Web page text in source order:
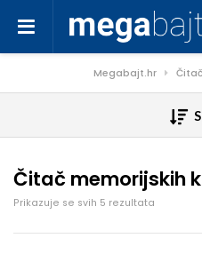
Megabajt.hr
Čitač memorijskih
Prikazuje se svih 5 rezultata